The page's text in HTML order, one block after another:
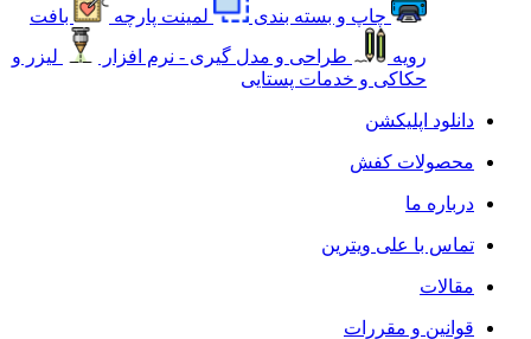
چاپ و بسته بندی
لمینت پارچه
بافت
رویه
طراحی و مدل گیری - نرم افزار
لیزر و
حکاکی و خدمات پستایی
دانلود اپلیکشن
محصولات کفش
درباره ما
تماس با علی ویترین
مقالات
قوانین و مقررات